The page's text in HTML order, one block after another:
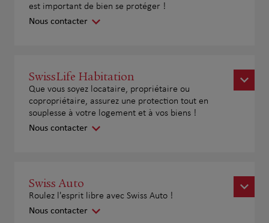
est important de bien se protéger !
Nous contacter
SwissLife Habitation
Que vous soyez locataire, propriétaire ou
copropriétaire, assurez une protection tout en
souplesse à votre logement et à vos biens !
Nous contacter
Swiss Auto
Roulez l'esprit libre avec Swiss Auto !
Nous contacter